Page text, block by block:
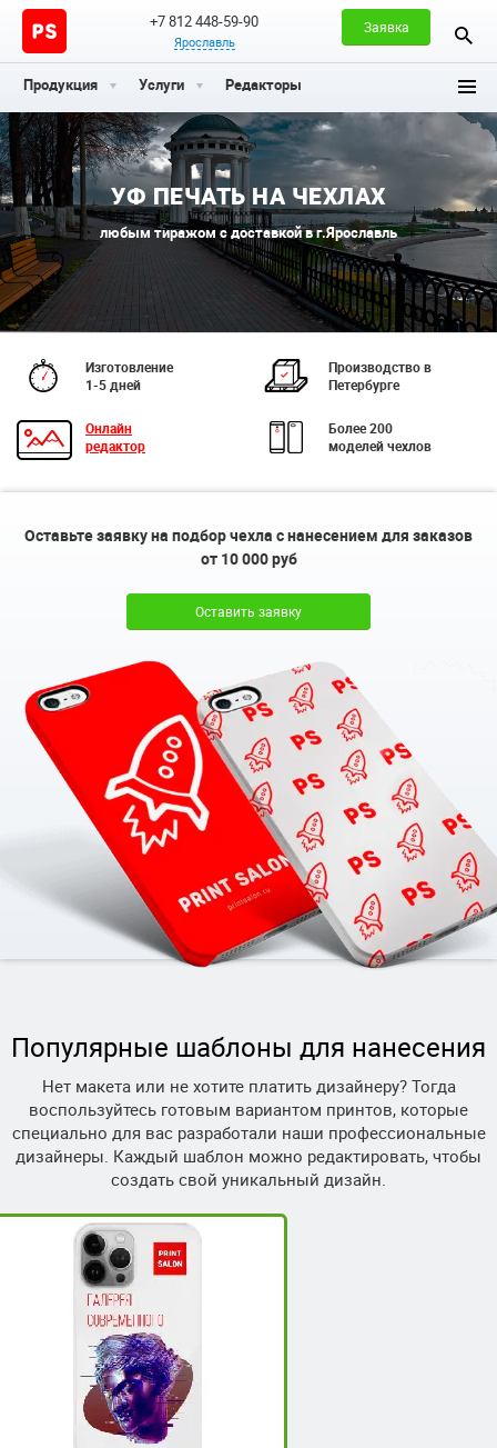
+7 812 448-59-90
Ярославль
Заявка
Продукция Услуги Редакторы
УФ ПЕЧАТЬ НА ЧЕХЛАХ
любым тиражом с доставкой в г.Ярославль
Изготовление
1-5 дней
Производство в
Петербурге
Онлайн
редактор
Более 200
моделей чехлов
Оставьте заявку на подбор чехла с нанесением для заказов
от 10 000 руб
Оставить заявку
Популярные шаблоны для нанесения
Нет макета или не хотите платить дизайнеру? Тогда
воспользуйтесь готовым вариантом принтов, которые
специально для вас разработали наши профессиональные
дизайнеры. Каждый шаблон можно редактировать, чтобы
создать свой уникальный дизайн.